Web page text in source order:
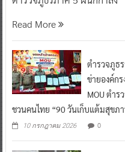
Read More
ตำรวจภูธ
ข่ายองค์ก
MOU ตำร
ชวนคนไทย “90 วันเก็บแต้มสุขภ
10 กรกฎาคม 2026 0